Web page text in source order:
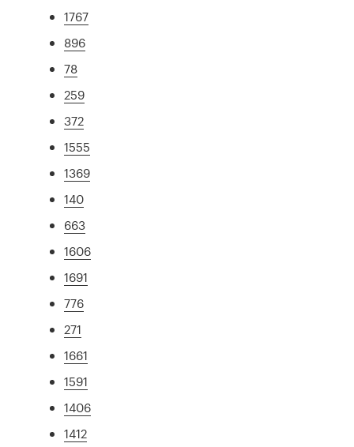
1767
896
78
259
372
1555
1369
140
663
1606
1691
776
271
1661
1591
1406
1412